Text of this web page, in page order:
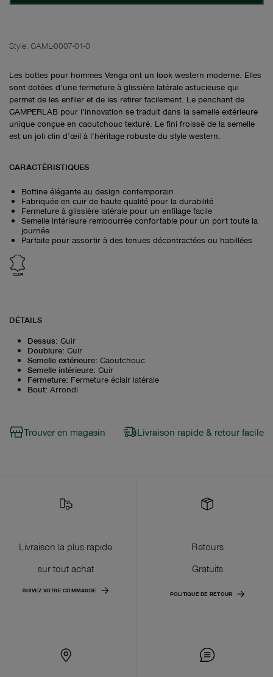
Style: CAML-0007-01-0
Les bottes pour hommes Venga ont un look western moderne. Elles
sont dotées d’une fermeture à glissière latérale astucieuse qui
permet de les enfiler et de les retirer facilement. Le penchant de
CAMPERLAB pour l’innovation se traduit dans la semelle extérieure
unique conçue en caoutchouc texturé. Le fini froissé de la semelle
est un joli clin d’œil à l’héritage robuste du style western.
CARACTÉRISTIQUES
Bottine élégante au design contemporain
Fabriquée en cuir de haute qualité pour la durabilité
Fermeture à glissière latérale pour un enfilage facile
Semelle intérieure rembourrée confortable pour un port toute la
journée
Parfaite pour assortir à des tenues décontractées ou habillées
CUIR
DÉTAILS
Dessus: Cuir
Doublure: Cuir
Semelle extérieure: Caoutchouc
Semelle intérieure: Cuir
Fermeture: Fermeture éclair latérale
Bout: Arrondi
Trouver en magasin Livraison rapide & retour facile
Livraison la plus rapide
sur tout achat
SUIVEZ VOTRE COMMANDE
Retours
Gratuits
POLITIQUE DE RETOUR